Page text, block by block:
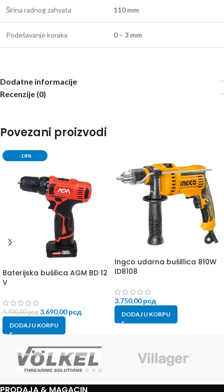
Širina radnog zahvata 110 mm
Podešavanje koraka 0 – 3 mm
Dodatne informacije
Recenzije (0)
Povezani proizvodi
-18%
Baterijska bušilica AGM BD 12
V
4.490,00рсд 3.690,00рсд
DODAJ U KORPU
Ingco udarna bušillica 810W
ID8108
3.750,00рсд
DODAJ U KORPU